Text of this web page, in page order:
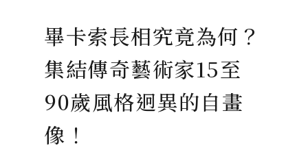
畢卡索長相究竟為何？
集結傳奇藝術家15至
90歲風格迥異的自畫
像！